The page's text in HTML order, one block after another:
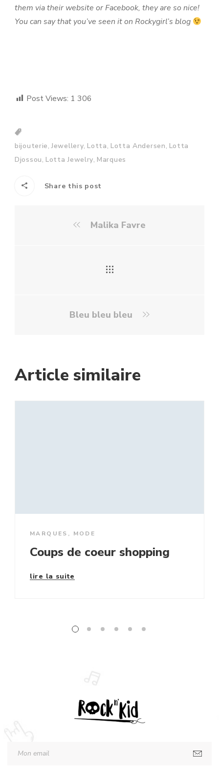
them via their website or Facebook, they are so nice!
You can say that you’ve seen it on Rockygirl’s blog
Post Views: 1 306
bijouterie,Jewellery,Lotta, Lotta Andersen, Lotta
Djossou, Lotta Jewelry,Marques
Share this post
Malika Favre
Bleu bleu bleu
Article similaire
MARQUES , MODE
Coups de coeur shopping
lire la suite